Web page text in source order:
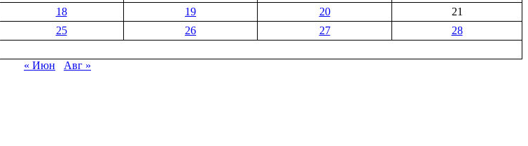
18 19 20
21
25 26 27
28
« Июн
Авг »